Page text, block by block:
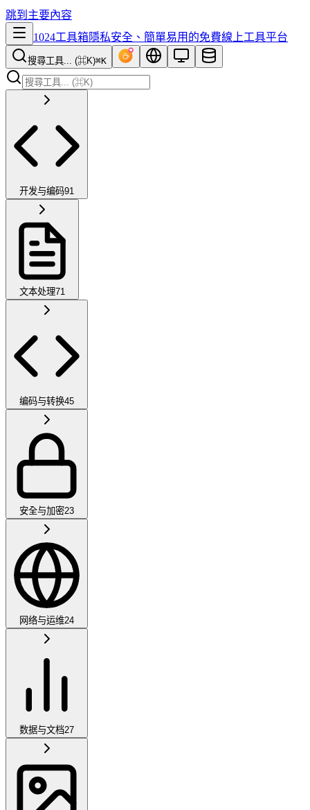
跳到主要內容
1024工具箱隱私安全、簡單易用的免費線上工具平台
搜尋工具... (⌘K)⌘K
开发与编码91
文本处理71
编码与转换45
安全与加密23
网络与运维24
数据与文档27